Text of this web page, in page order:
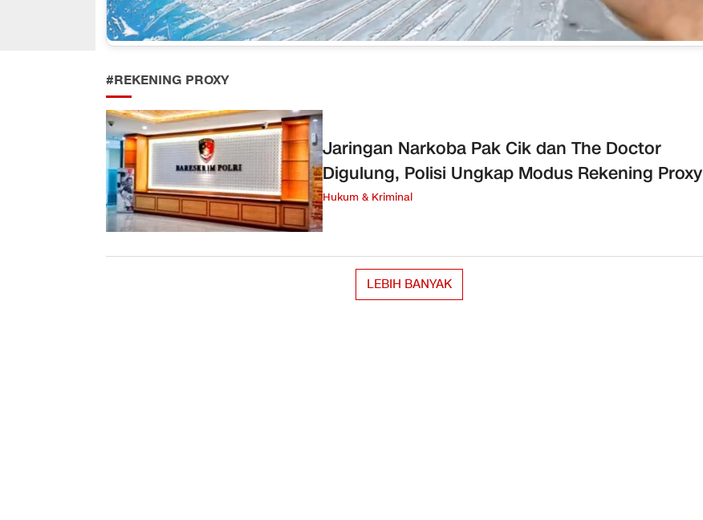
#REKENING PROXY
Jaringan Narkoba Pak Cik dan The Doctor
Digulung, Polisi Ungkap Modus Rekening Proxy
Hukum & Kriminal
LEBIH BANYAK